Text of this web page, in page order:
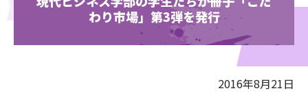
わり市場」第3弾を発行
2016年8月21日